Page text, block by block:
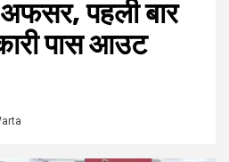
पहली बार
पास आउट